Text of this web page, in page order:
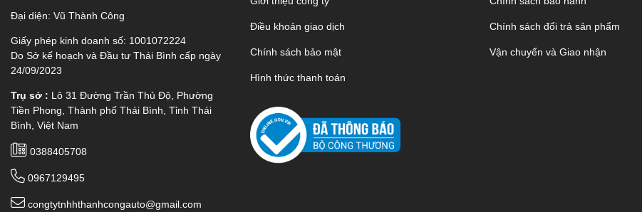
Đại diện: Vũ Thành Công
Giấy phép kinh doanh số: 1001072224
Do Sở kế hoạch và Đầu tư Thái Bình cấp ngày
24/09/2023
Trụ sở : Lô 31 Đường Trần Thủ Độ, Phường
Tiền Phong, Thành phố Thái Bình, Tỉnh Thái
Bình, Việt Nam
0388405708
0967129495
congtytnhhthanhcongauto@gmail.com
Điều khoản giao dịch
Chính sách bảo mật
Hình thức thanh toán
Chính sách đổi trả sản phẩm
Vận chuyển và Giao nhận